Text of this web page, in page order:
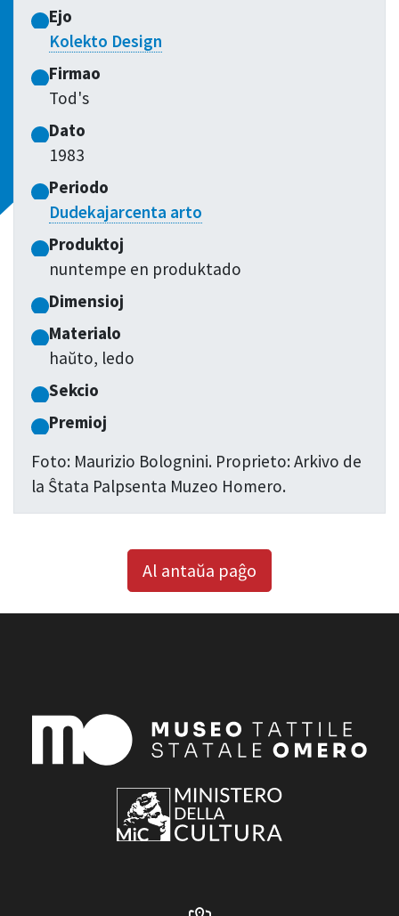
Ejo
Kolekto Design
Firmao
Tod's
Dato
1983
Periodo
Dudekajarcenta arto
Produktoj
nuntempe en produktado
Dimensioj
Materialo
haŭto, ledo
Sekcio
Premioj
Foto: Maurizio Bolognini. Proprieto: Arkivo de
la Ŝtata Palpsenta Muzeo Homero.
Al antaŭa paĝo